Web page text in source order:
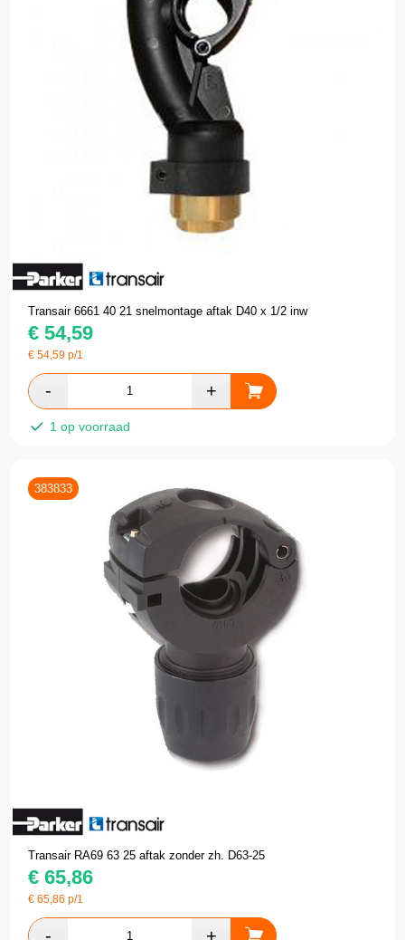
Transair 6661 40 21 snelmontage aftak D40 x 1/2 inw
€ 54,59
€54,59 p/1
1 op voorraad
383833
Transair RA69 63 25 aftak zonder zh. D63-25
€ 65,86
€65,86 p/1